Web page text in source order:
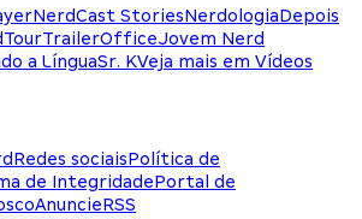
NerdCast StoriesNerdologiaDepois
TrailerOfficeJovem Nerd
a LínguaSr. KVeja mais em Vídeos
Redes sociaisPolítica de
de IntegridadePortal de
AnuncieRSS